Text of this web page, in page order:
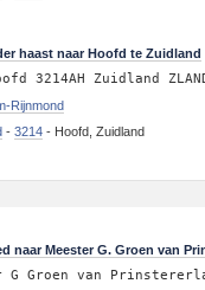
haast naar Hoofd te Zuidland
3214AH Zuidland
Rijnmond
-3214 - Hoofd, Zuidland
naar Meester G. Groen van
G Groen van